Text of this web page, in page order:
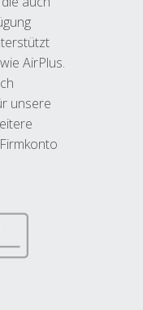
AirPlus.
unsere